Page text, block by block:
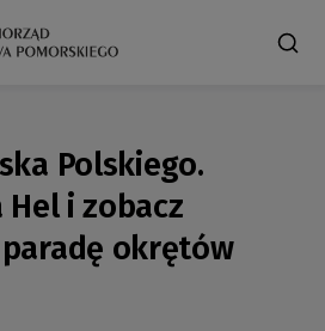
Polskiego.
Hel i zobacz
okrętów